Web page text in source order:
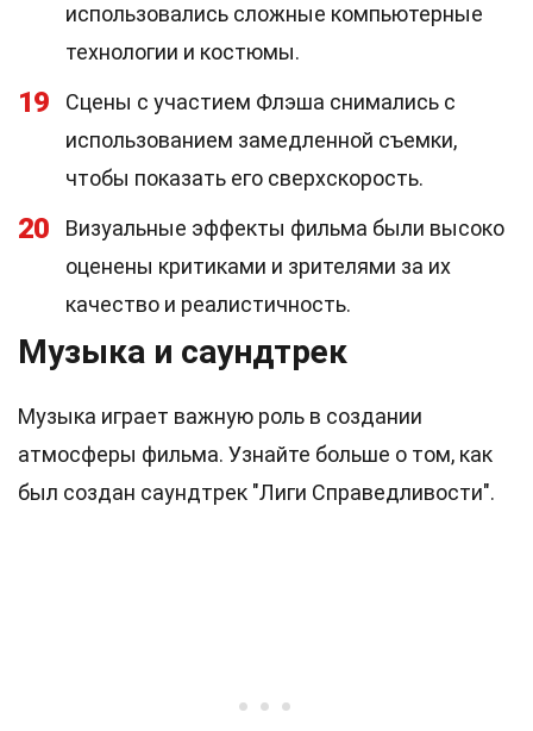
использовались сложные компьютерные
технологии и костюмы.
19
Сцены с участием Флэша снимались с
использованием замедленной съемки,
чтобы показать его сверхскорость.
20
Визуальные эффекты фильма были высоко
оценены критиками и зрителями за их
качество и реалистичность.
Музыка и саундтрек
Музыка играет важную роль в создании
атмосферы фильма. Узнайте больше о том, как
был создан саундтрек "Лиги Справедливости".